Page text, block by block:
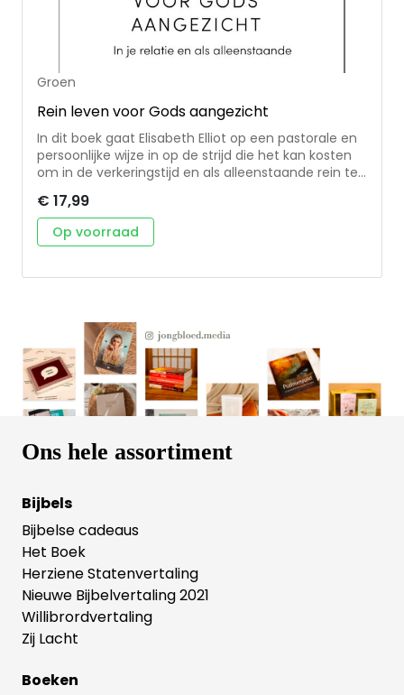
kan je downloaden viadeze pagina
Groen
Rein leven voor Gods aangezicht
In dit boek gaat Elisabeth Elliot op een pastorale en
persoonlijke wijze in op de strijd die het kan kosten
om in de verkeringstijd en als alleenstaande rein te
hand van haar eigen ervaringen als ongehuwde
vrouw en jonge weduwe. Door haar grote
inlevingsvermogen is een levensecht boek
die gevoerd wordt, als voor de overwinning die
gevechtsterrein. Daar wordt als nergens elders
beslist wie God is: de wereld, het eigen ik en de
duivel, of Christus onze Heere.’
€ 17,99
Op voorraad
Ons hele assortiment
Bijbels
Bijbelse cadeaus
Het Boek
Herziene Statenvertaling
Nieuwe Bijbelvertaling 2021
Willibrordvertaling
Zij Lacht
Boeken